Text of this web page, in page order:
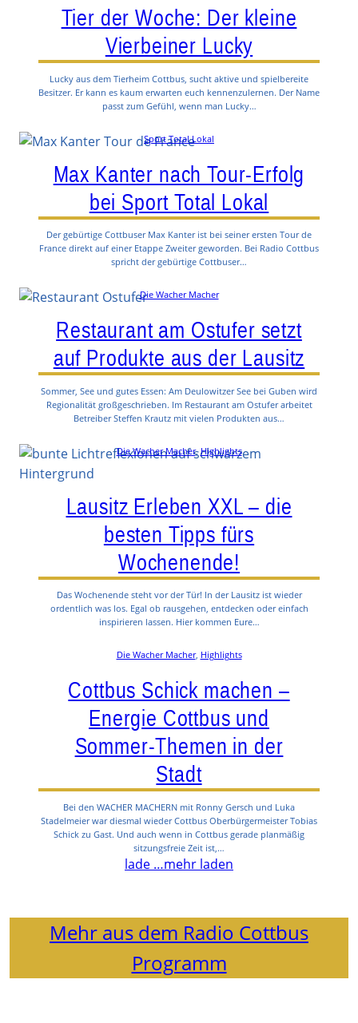
Tier der Woche: Der kleine
Vierbeiner Lucky
Lucky aus dem Tierheim Cottbus, sucht aktive und spielbereite
Besitzer. Er kann es kaum erwarten euch kennenzulernen. Der Name
passt zum Gefühl, wenn man Lucky…
Sport Total Lokal
Max Kanter nach Tour-Erfolg
bei Sport Total Lokal
Der gebürtige Cottbuser Max Kanter ist bei seiner ersten Tour de
France direkt auf einer Etappe Zweiter geworden. Bei Radio Cottbus
spricht der gebürtige Cottbuser…
Die Wacher Macher
Restaurant am Ostufer setzt
auf Produkte aus der Lausitz
Sommer, See und gutes Essen: Am Deulowitzer See bei Guben wird
Regionalität großgeschrieben. Im Restaurant am Ostufer arbeitet
Betreiber Steffen Krautz mit vielen Produkten aus…
Die Wacher Macher, Highlights
Lausitz Erleben XXL – die
besten Tipps fürs
Wochenende!
Das Wochenende steht vor der Tür! In der Lausitz ist wieder
ordentlich was los. Egal ob rausgehen, entdecken oder einfach
inspirieren lassen. Hier kommen Eure…
Die Wacher Macher, Highlights
Cottbus Schick machen –
Energie Cottbus und
Sommer-Themen in der
Stadt
Bei den WACHER MACHERN mit Ronny Gersch und Luka
Stadelmeier war diesmal wieder Cottbus Oberbürgermeister Tobias
Schick zu Gast. Und auch wenn in Cottbus gerade planmäßig
sitzungsfreie Zeit ist,…
lade …mehr laden
Mehr aus dem Radio Cottbus
Programm